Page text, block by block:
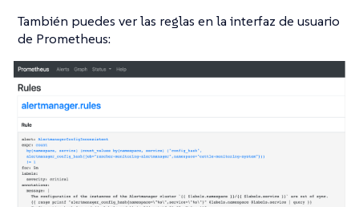
También puedes ver las reglas en la interfaz de usuario
de Prometheus: